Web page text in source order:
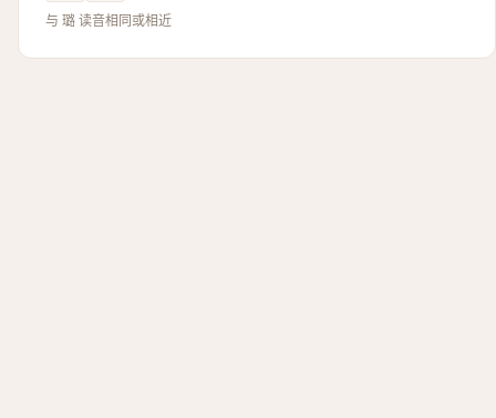
与 璐 读音相同或相近